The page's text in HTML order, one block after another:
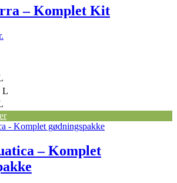
– Komplet Kit
L
– Komplet